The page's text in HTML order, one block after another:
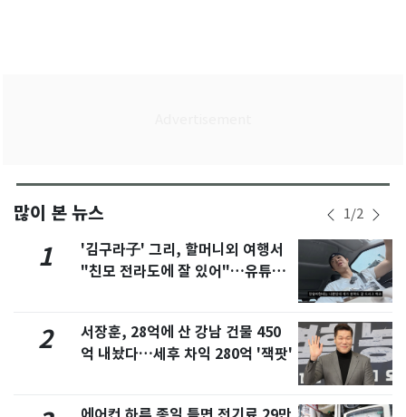
많이 본 뉴스 1/2
1
'김구라子' 그리, 할머니외 여행서
"친모 전라도에 잘 있어"…유튜브
2
서장훈, 28억에 산 강남 건물 450
억 내놨다…세후 차익 280억 '잭팟'